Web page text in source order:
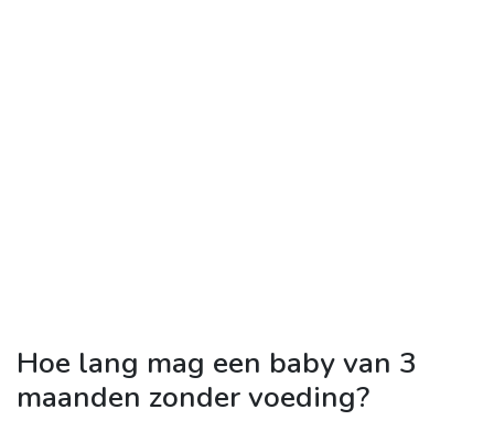
Hoe lang mag een baby van 3
maanden zonder voeding?